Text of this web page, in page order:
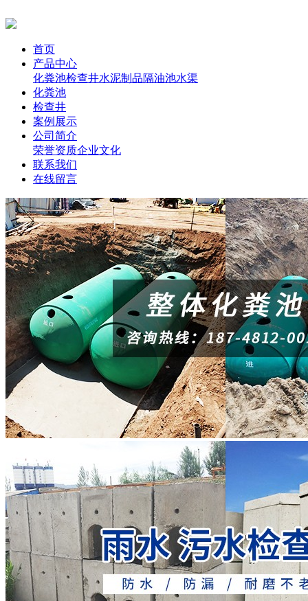
首页
产品中心
化粪池检查井水泥制品隔油池水渠
化粪池
检查井
案例展示
公司简介
荣誉资质企业文化
联系我们
在线留言